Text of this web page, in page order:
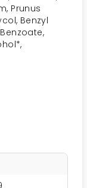
Prunus
Benzyl